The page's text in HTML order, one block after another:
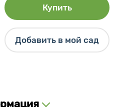
Купить
Добавить в мой сад